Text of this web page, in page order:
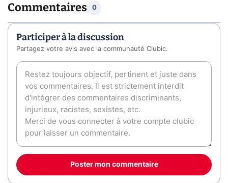
Commentaires 0
Participer à la discussion
Partagez votre avis avec la communauté Clubic.
Poster mon commentaire